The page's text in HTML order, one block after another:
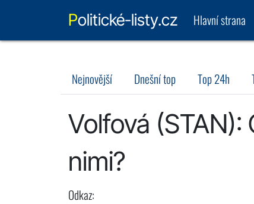
Politické-listy.cz Hlavní strana
Nejnovější Dnešní top Top 24h
Volfová
nimi?
Odkaz: